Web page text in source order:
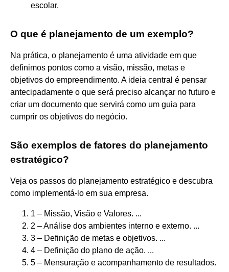
escolar.
O que é planejamento de um exemplo?
Na prática, o planejamento é uma atividade em que
definimos pontos como a visão, missão, metas e
objetivos do empreendimento. A ideia central é pensar
antecipadamente o que será preciso alcançar no futuro e
criar um documento que servirá como um guia para
cumprir os objetivos do negócio.
São exemplos de fatores do planejamento
estratégico?
Veja os passos do planejamento estratégico e descubra
como implementá-lo em sua empresa.
1 – Missão, Visão e Valores. ...
2 – Análise dos ambientes interno e externo. ...
3 – Definição de metas e objetivos. ...
4 – Definição do plano de ação. ...
5 – Mensuração e acompanhamento de resultados.